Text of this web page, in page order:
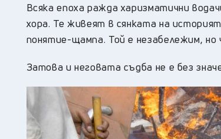
Всяка епоха ражда харизматични
хора. Те живеят в сянката на
понятие-щампа. Той е незабележим,
Затова и неговата съдба не е без